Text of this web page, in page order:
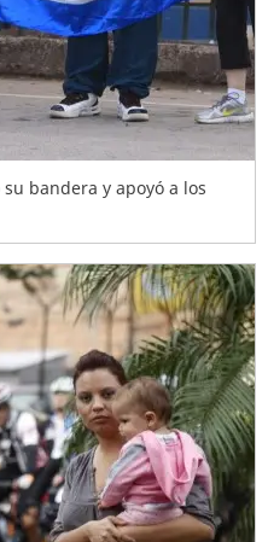
bandera y apoyó a los